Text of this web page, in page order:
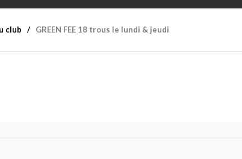
club GREEN FEE 18 trous le lundi & jeudi